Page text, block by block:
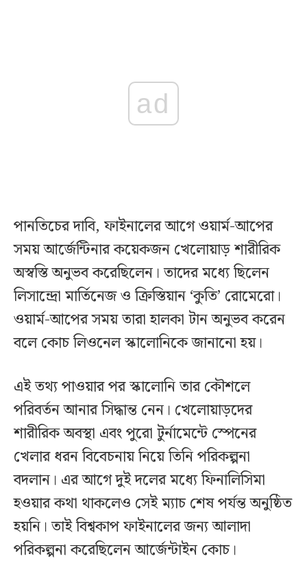
ad
পানতিচের দাবি, ফাইনালের আগে ওয়ার্ম-আপের
সময় আর্জেন্টিনার কয়েকজন খেলোয়াড় শারীরিক
অস্বস্তি অনুভব করেছিলেন। তাদের মধ্যে ছিলেন
লিসান্দ্রো মার্তিনেজ ও ক্রিস্তিয়ান ‘কুতি’ রোমেরো।
ওয়ার্ম-আপের সময় তারা হালকা টান অনুভব করেন
বলে কোচ লিওনেল স্কালোনিকে জানানো হয়।
এই তথ্য পাওয়ার পর স্কালোনি তার কৌশলে
পরিবর্তন আনার সিদ্ধান্ত নেন। খেলোয়াড়দের
শারীরিক অবস্থা এবং পুরো টুর্নামেন্টে স্পেনের
খেলার ধরন বিবেচনায় নিয়ে তিনি পরিকল্পনা
বদলান। এর আগে দুই দলের মধ্যে ফিনালিসিমা
হওয়ার কথা থাকলেও সেই ম্যাচ শেষ পর্যন্ত অনুষ্ঠিত
হয়নি। তাই বিশ্বকাপ ফাইনালের জন্য আলাদা
পরিকল্পনা করেছিলেন আর্জেন্টাইন কোচ।